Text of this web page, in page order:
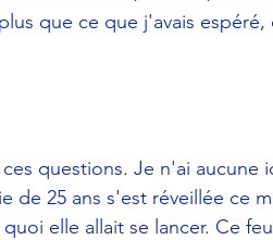
que ce que j'avais espéré,
questions. Je n'ai aucune
de 25 ans s'est réveillée ce
elle allait se lancer. Ce